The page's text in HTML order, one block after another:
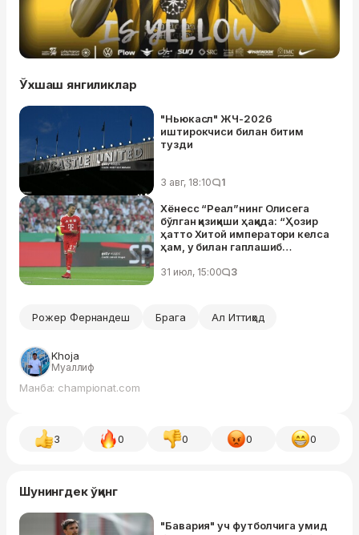
Ўхшаш янгиликлар
"Ньюкасл" ЖЧ-2026
иштирокчиси билан битим
тузди
3 авг, 18:10 1
Хёнесс “Реал”нинг Олисега
бўлган қизиқиши ҳақида: “Ҳозир
ҳатто Хитой императори келса
ҳам, у билан гаплашиб
31 июл, 15:00 3
Рожер Фернандеш Брага Ал Иттиҳод
Khoja
Муаллиф
Манба: championat.com
3 0 0 0 0
Шунингдек ўқинг
"Бавария" уч футболчига умид